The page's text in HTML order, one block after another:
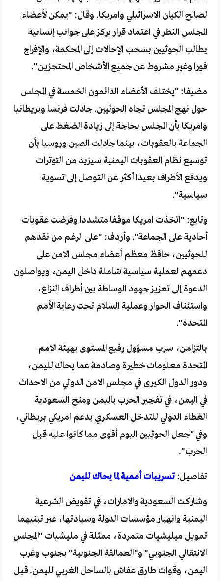
لصالح الكيان الاسرائيلي وامريكا. وقال: "يمكن لأعضاء
المجلس النظر في اعتماد قرار يركز على جوانب إنسانية
يطالب الحوثيين بسحب الإحالات إلى المحكمة، والإفراج
فورا وغير مشروط عن جميع الأشخاص المحتجزين".
مضيفا: "يختلف الأعضاء الدائمون الخمسة في المجلس
حول نهج المجلس تجاه الحوثيين. جادلت فرنسا وبريطانيا
وامريكا بأن المجلس بحاجة إلى زيادة الضغط على
الجماعة بالعقوبات، بينما جادلت الصين وروسيا بأن
توسيع نظام العقوبات اليمنية سيزيد من التوترات
ويدفع الأطراف بعيدا أكثر عن التوصل إلى تسوية
سياسية".
وتابع: "اتخذت امريكا موقفا متشددا وفرضت عقوبات
أحادية على الجماعة". وأردف: "على الرغم من نقدهم
للحوثيين، حافظ معظم أعضاء مجلس الامن على
دعمهم لعملية سياسية شاملة داخل اليمن، ويواصلون
الدعوة إلى تعزيز جهود الوساطة بين أطراف النزاع،
واستئناف الحوار وعملية السلام تحت رعاية الأمم
المتحدة".
بالتزامن، سرب مسؤول رفيع المستوى بهيئة الامم
المتحدة معلومات خطيرة وصادمة عما يحاك لليمن،
ودور الدول الكبرى في مجلس الامن الدولي من الاحداث
في اليمن، في تفجير الحرب باليمن ومنح السعودية
الغطاء الدولي للتدخل العسكري بدعم امريكي بريطاني،
وفي "جعل الحوثيين اليوم أقوى مما كانوا عليه قبل
الحرب".
تفاصيل:تسريبات أممية لما يحاك لليمن
وشاركت السعودية والامارات، في تقويض الشرعية
اليمنية وانهيار مؤسسات الدولة وسيادتها، عبر تبنيهما
تمويل ميليشيات متمردة، ممثلة في مليشيات "المجلس
الانتقالي الجنوبي" و"العمالقة الجنوبية" بجنوب وغرب
اليمن، وقوات طارق عفاش بالساحل الغربي لليمن. قبل